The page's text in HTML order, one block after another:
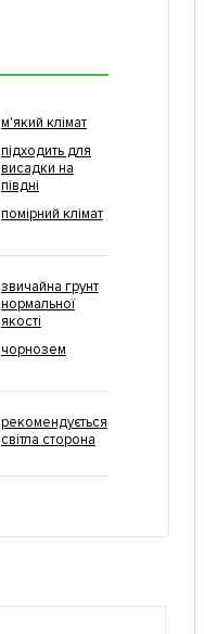
м'який клімат
підходить для
висадки на
півдні
помірний клімат
звичайна грунт
нормальної
якості
чорнозем
рекомендується
світла сторона